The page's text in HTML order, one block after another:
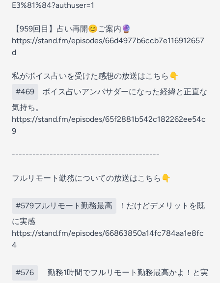
E3%81%84?authuser=1
【959回目】占い再開😊ご案内🔮
https://stand.fm/episodes/66d4977b6ccb7e116912657
d
私がボイス占いを受けた感想の放送はこちら👇
#469
ボイス占いアンバサダーになった経緯と正直な
気持ち。
https://stand.fm/episodes/65f2881b542c182262ee54c
9
-------------------------------------------
フルリモート勤務についての放送はこちら👇
#579フルリモート勤務最高
！だけどデメリットを既
に実感
https://stand.fm/episodes/66863850a14fc784aa1e8fc
4
#576
勤務1時間でフルリモート勤務最高かよ！と実